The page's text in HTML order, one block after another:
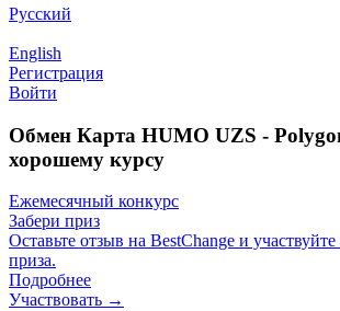
Русский
English
Регистрация
Войти
Обмен Карта HUMO UZS -
хорошему курсу
Ежемесячный конкурс
Забери приз
Оставьте отзыв на BestChange и
приза.
Подробнее
Участвовать →